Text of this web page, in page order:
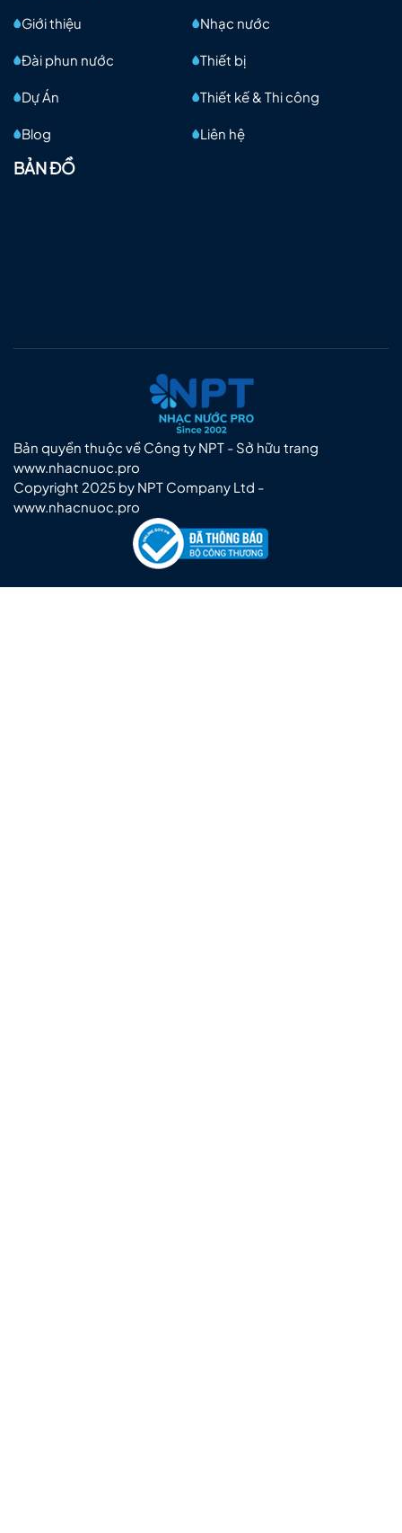
Giới thiệu Nhạc nước
Đài phun nước Thiết bị
Dự Án Thiết kế & Thi công
Blog Liên hệ
BẢN ĐỒ
Bản quyền thuộc về Công ty NPT - Sở hữu trang
www.nhacnuoc.pro
Copyright 2025 by NPT Company Ltd -
www.nhacnuoc.pro